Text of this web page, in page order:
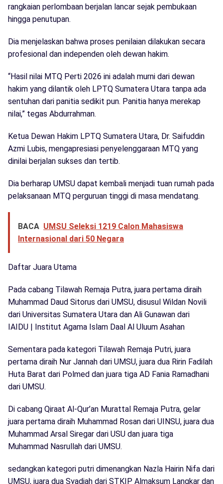
rangkaian perlombaan berjalan lancar sejak pembukaan
hingga penutupan.
Dia menjelaskan bahwa proses penilaian dilakukan secara
profesional dan independen oleh dewan hakim.
“Hasil nilai MTQ Perti 2026 ini adalah murni dari dewan
hakim yang dilantik oleh LPTQ Sumatera Utara tanpa ada
sentuhan dari panitia sedikit pun. Panitia hanya merekap
nilai,” tegas Abdurrahman.
Ketua Dewan Hakim LPTQ Sumatera Utara, Dr. Saifuddin
Azmi Lubis, mengapresiasi penyelenggaraan MTQ yang
dinilai berjalan sukses dan tertib.
Dia berharap UMSU dapat kembali menjadi tuan rumah pada
pelaksanaan MTQ perguruan tinggi di masa mendatang.
BACA UMSU Seleksi 1219 Calon Mahasiswa
Internasional dari 50 Negara
Daftar Juara Utama
Pada cabang Tilawah Remaja Putra, juara pertama diraih
Muhammad Daud Sitorus dari UMSU, disusul Wildan Novili
dari Universitas Sumatera Utara dan Ali Gunawan dari
IAIDU | Institut Agama Islam Daal Al Uluum Asahan
Sementara pada kategori Tilawah Remaja Putri, juara
pertama diraih Nur Jannah dari UMSU, juara dua Ririn Fadilah
Huta Barat dari Polmed dan juara tiga AD Fania Ramadhani
dari UMSU.
Di cabang Qiraat Al-Qur’an Murattal Remaja Putra, gelar
juara pertama diraih Muhammad Rosan dari UINSU, juara dua
Muhammad Arsal Siregar dari USU dan juara tiga
Muhammad Nasrullah dari UMSU.
sedangkan kategori putri dimenangkan Nazla Hairin Nifa dari
UMSU, juara dua Syadiah dari STKIP Almaksum Langkar dan